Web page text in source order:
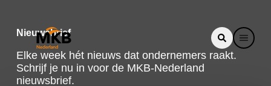
Nieuwsbrief
Elke week hét nieuws dat ondernemers raakt.
Schrijf je nu in voor de MKB-Nederland
nieuwsbrief.